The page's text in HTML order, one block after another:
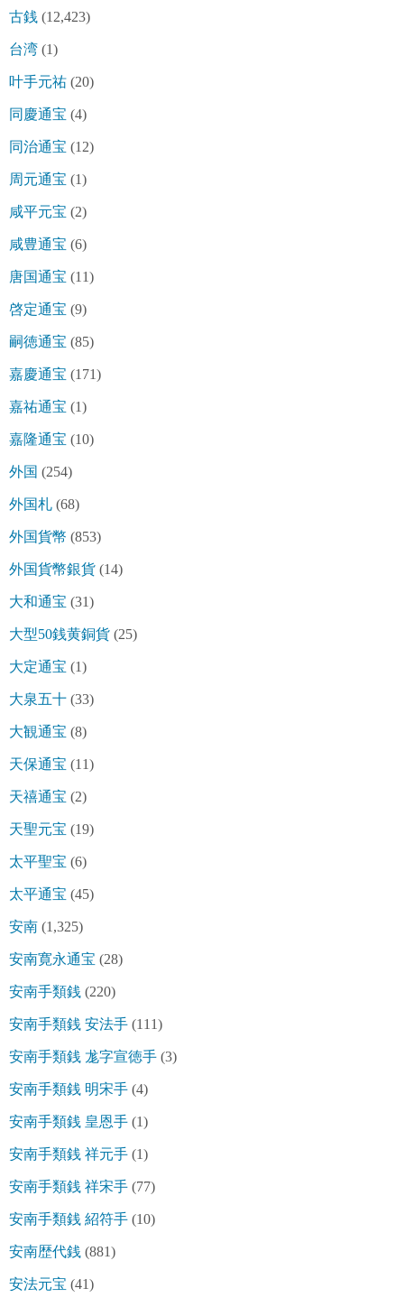
古銭 (12,423)
台湾 (1)
叶手元祐 (20)
同慶通宝 (4)
同治通宝 (12)
周元通宝 (1)
咸平元宝 (2)
咸豊通宝 (6)
唐国通宝 (11)
啓定通宝 (9)
嗣徳通宝 (85)
嘉慶通宝 (171)
嘉祐通宝 (1)
嘉隆通宝 (10)
外国 (254)
外国札 (68)
外国貨幣 (853)
外国貨幣銀貨 (14)
大和通宝 (31)
大型50銭黄銅貨 (25)
大定通宝 (1)
大泉五十 (33)
大観通宝 (8)
天保通宝 (11)
天禧通宝 (2)
天聖元宝 (19)
太平聖宝 (6)
太平通宝 (45)
安南 (1,325)
安南寛永通宝 (28)
安南手類銭 (220)
安南手類銭 安法手 (111)
安南手類銭 尨字宣徳手 (3)
安南手類銭 明宋手 (4)
安南手類銭 皇恩手 (1)
安南手類銭 祥元手 (1)
安南手類銭 祥宋手 (77)
安南手類銭 紹符手 (10)
安南歴代銭 (881)
安法元宝 (41)